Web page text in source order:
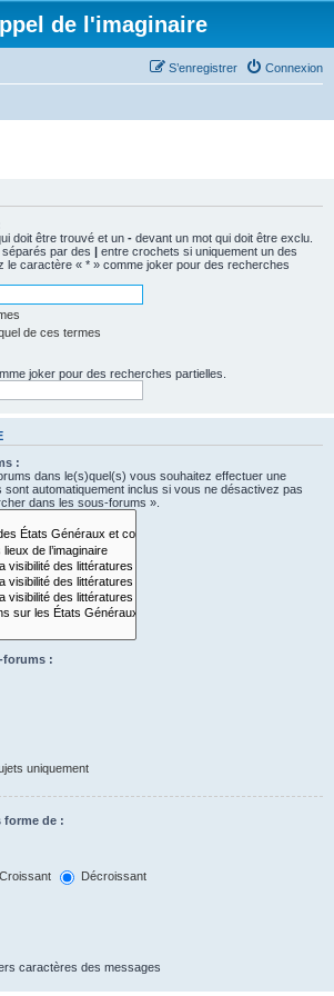
de l'imaginaire
Connexion
S’enregistrer
doit être trouvé et un - devant un mot qui doit être exclu.
par des | entre crochets si uniquement un des
le caractère « * » comme joker pour des recherches
de ces termes
joker pour des recherches partielles.
:
dans le(s)quel(s) vous souhaitez effectuer une
automatiquement inclus si vous ne désactivez pas
dans les sous-forums ».
forums :
uniquement
forme de :
Croissant
Décroissant
caractères des messages